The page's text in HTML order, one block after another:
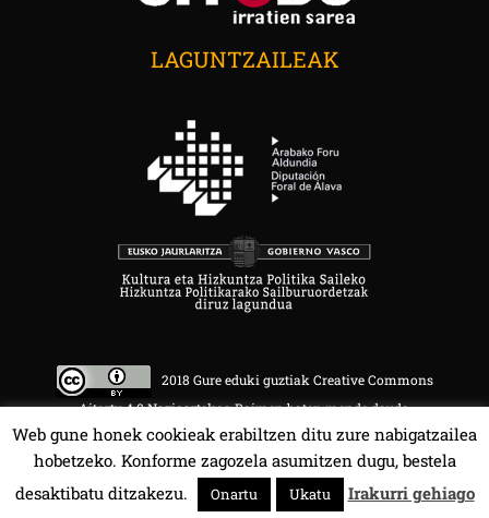
LAGUNTZAILEAK
2018 Gure eduki guztiak Creative Commons
Aitortu 4.0 Nazioartekoa Baimen baten mende daude.
HALA BEDI BAT 107.4 MHz.
Web gune honek cookieak erabiltzen ditu zure nabigatzailea
hobetzeko. Konforme zagozela asumitzen dugu, bestela
desaktibatu ditzakezu.
Onartu Ukatu Irakurri gehiago